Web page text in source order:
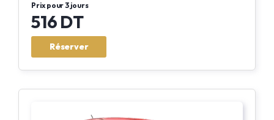
Prix pour 3 jours
516 DT
Réserver